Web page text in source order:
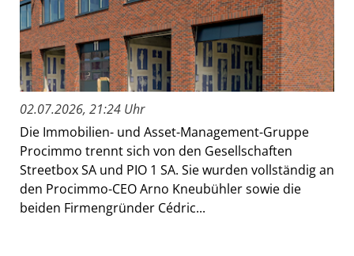
02.07.2026, 21:24 Uhr
Die Immobilien- und Asset-Management-Gruppe
Procimmo trennt sich von den Gesellschaften
Streetbox SA und PIO 1 SA. Sie wurden vollständig an
den Procimmo-CEO Arno Kneubühler sowie die
beiden Firmengründer Cédric...